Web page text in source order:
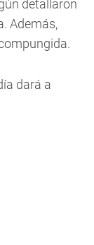
detallaron
Además,
dará a